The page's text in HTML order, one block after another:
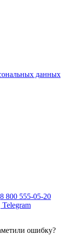
данных
8 800 555-05-20
Telegram
ошибку?